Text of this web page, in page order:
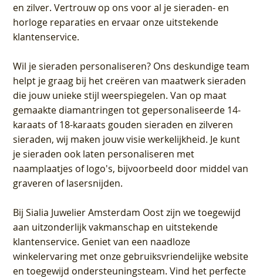
en zilver. Vertrouw op ons voor al je sieraden- en
horloge reparaties en ervaar onze uitstekende
klantenservice.
Wil je sieraden personaliseren? Ons deskundige team
helpt je graag bij het creëren van maatwerk sieraden
die jouw unieke stijl weerspiegelen. Van op maat
gemaakte diamantringen tot gepersonaliseerde 14-
karaats of 18-karaats gouden sieraden en zilveren
sieraden, wij maken jouw visie werkelijkheid. Je kunt
je sieraden ook laten personaliseren met
naamplaatjes of logo's, bijvoorbeeld door middel van
graveren of lasersnijden.
BijSialia Juwelier Amsterdam Oostzijn we toegewijd
aan uitzonderlijk vakmanschap en uitstekende
klantenservice. Geniet van een naadloze
winkelervaring met onze gebruiksvriendelijke website
en toegewijd ondersteuningsteam. Vind het perfecte